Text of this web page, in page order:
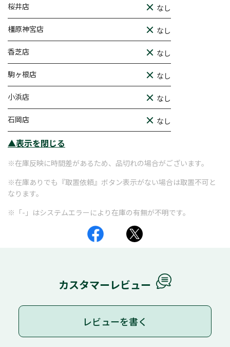
桜井店 なし
橿原神宮店 なし
香芝店 なし
駒ヶ根店 なし
小浜店 なし
石岡店 なし
▲表示を閉じる
※在庫反映に時間差があるため、品切れの場合がございます。
※在庫ありでも『取置依頼』ボタン表示がない場合は取置不可と
なります。
※「-」はシステムエラーにより在庫の有無が不明です。
カスタマーレビュー
レビューを書く